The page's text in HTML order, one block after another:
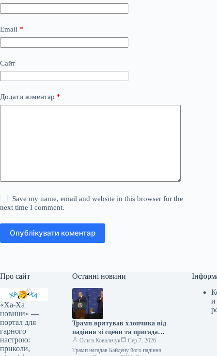
Email *
Сайт
Додати коментар *
Save my name, email and website in this browser for the
next time I comment.
Опублікувати коментар
Про сайт
«Ха-Ха
новини» —
портал для
гарного
настрою:
приколи,
Останні новини
Трамп врятував хлопчика від
падіння зі сцени та пригадав
Байдена (відео)
Ольга Ковальчук
Сер 7, 2026
Трамп нагадав Байдену його падіння
и